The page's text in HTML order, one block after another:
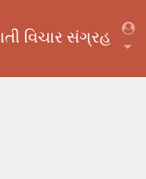
વિચાર સંગ્રહ